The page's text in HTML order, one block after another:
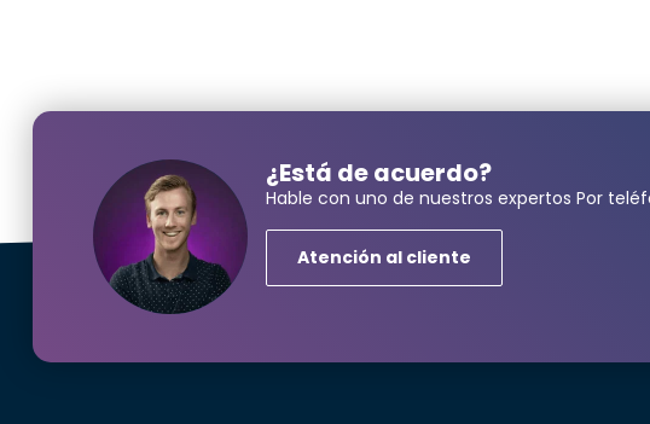
Nombre y apellidos*
¿Está de acuerdo?
Hable con uno de nuestros expertos Por
Atención al cliente